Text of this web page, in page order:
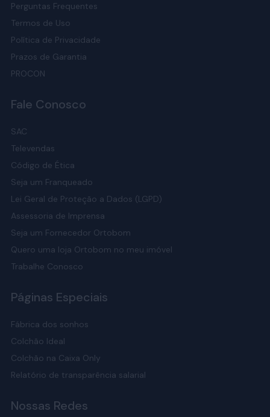
Perguntas Frequentes
Termos de Uso
Política de Privacidade
Prazos de Garantia
PROCON
Fale Conosco
SAC
Televendas
Código de Ética
Seja um Franqueado
Lei Geral de Proteção a Dados (LGPD)
Assessoria de Imprensa
Seja um Fornecedor Ortobom
Quero uma loja Ortobom no meu imóvel
Trabalhe Conosco
Páginas Especiais
Fábrica dos sonhos
Colchão Ideal
Colchão na Caixa Only
Relatório de transparência salarial
Nossas Redes